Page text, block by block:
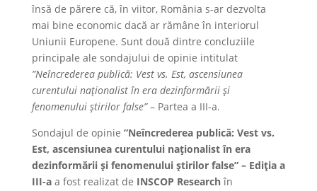
însă de părere că, în viitor, România s-ar dezvolta
mai bine economic dacă ar rămâne în interiorul
Uniunii Europene. Sunt două dintre concluziile
principale ale sondajului de opinie intitulat
”Neîncrederea publică: Vest vs. Est, ascensiunea
curentului naționalist în era dezinformării și
fenomenului știrilor false”– Partea a III-a.
Sondajul de opinie ”Neîncrederea publică: Vest vs.
Est, ascensiunea curentului naționalist în era
dezinformării și fenomenului știrilor false” – Ediția a
III-aa fost realizat de INSCOP Researchîn